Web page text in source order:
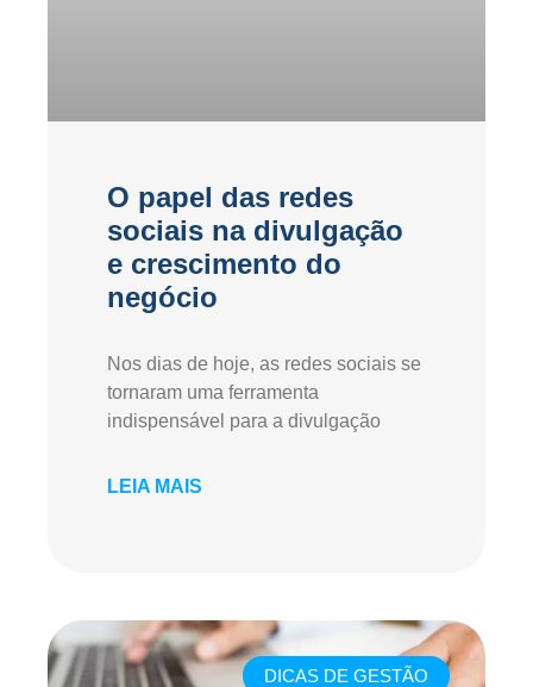
O papel das redes
sociais na divulgação
e crescimento do
negócio
Nos dias de hoje, as redes sociais se
tornaram uma ferramenta
indispensável para a divulgação
LEIA MAIS
DICAS DE GESTÃO